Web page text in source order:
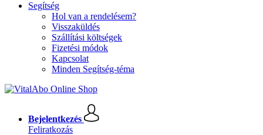
Segítség
Hol van a rendelésem?
Visszaküldés
Szállítási költségek
Fizetési módok
Kapcsolat
Minden Segítség-téma
Bejelentkezés
Feliratkozás